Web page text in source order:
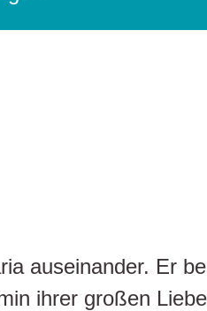
auseinander. Er
ihrer großen